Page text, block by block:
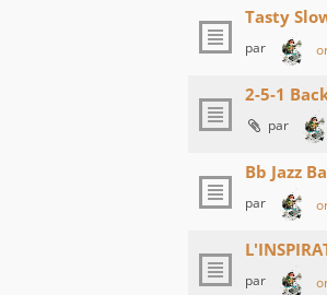
Tasty
par
2-5-1
par
Bb Jazz
par
par